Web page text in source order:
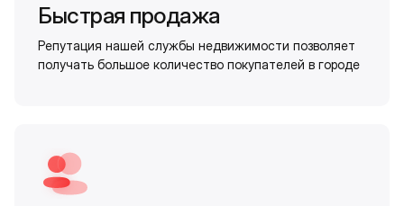
Быстрая продажа
Репутация нашей службы недвижимости позволяет
получать большое количество покупателей в городе